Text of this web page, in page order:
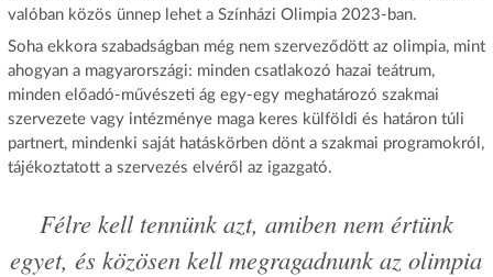
valóban közös ünnep lehet a Színházi Olimpia 2023-ban.
Soha ekkora szabadságban még nem szerveződött az olimpia, mint
ahogyan a magyarországi: minden csatlakozó hazai teátrum,
minden előadó-művészeti ág egy-egy meghatározó szakmai
szervezete vagy intézménye maga keres külföldi és határon túli
partnert, mindenki saját hatáskörben dönt a szakmai programokról,
tájékoztatott a szervezés elvéről az igazgató.
Félre kell tennünk azt, amiben nem értünk
egyet, és közösen kell megragadnunk az olimpia